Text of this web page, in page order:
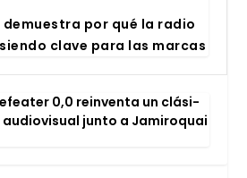
demues­tra por qué la radio
cla­ve para las mar­cas
0,0 rein­ven­ta un clá­si­
audio­vi­sual jun­to a Jami­ro­quai